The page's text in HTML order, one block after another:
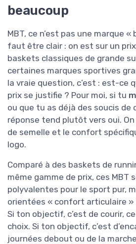
beaucoup
MBT, ce n’est pas une marque
faut être clair : on est sur un
baskets classiques de grande
certaines marques sportives
la vraie question, c’est : est-ce
prix se justifie ? Pour moi, si tu
ou que tu as déjà des soucis de
réponse tend plutôt vers oui.
de semelle et le confort
logo.
Comparé à des baskets de
même gamme de prix, ces MBT
polyvalentes pour le sport pur,
orientées « confort articulaire »
Si ton objectif, c’est de courir,
choix. Si ton objectif, c’est
journées debout ou de la